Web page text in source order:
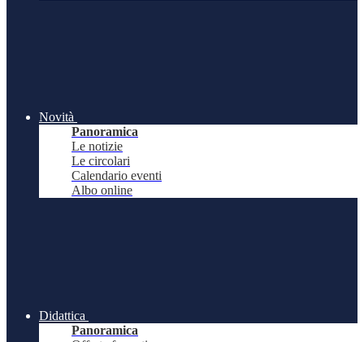
Novità
Panoramica
Le notizie
Le circolari
Calendario eventi
Albo online
Didattica
Panoramica